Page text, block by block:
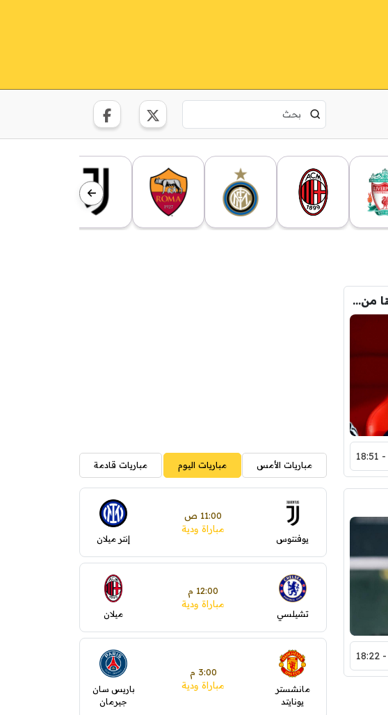
صوره : الاسماء التي طلب مورينيو طردها من مدريد
مباريات الأمس مباريات اليوم مباريات قادمة
يوفنتوس
11:00 ص
مباراة ودية
إنتر ميلان
تشيلسي
12:00 م
مباراة ودية
ميلان
مانشستر
يونايتد
3:00 م
مباراة ودية
باريس سان
جيرمان